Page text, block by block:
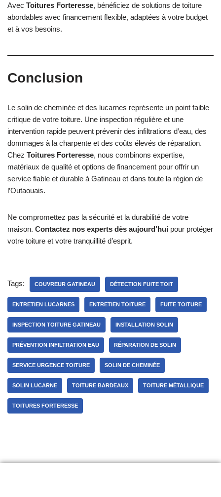
Avec Toitures Forteresse, bénéficiez de solutions de toiture
abordables avec financement flexible, adaptées à votre budget
et à vos besoins.
Conclusion
Le solin de cheminée et des lucarnes représente un point faible
critique de votre toiture. Une inspection régulière et une
intervention rapide peuvent prévenir des infiltrations d’eau, des
dommages à la charpente et des coûts élevés de réparation.
Chez Toitures Forteresse, nous combinons expertise,
matériaux de qualité et options de financement pour offrir un
service fiable et durable à Gatineau et dans toute la région de
l’Outaouais.
Ne compromettez pas la sécurité et la durabilité de votre
maison. Contactez nos experts dès aujourd’hui pour protéger
votre toiture et votre tranquillité d’esprit.
Tags: COUVREUR GATINEAU DÉTECTION FUITE TOIT
ENTRETIEN LUCARNES ENTRETIEN TOITURE FUITE TOITURE
INSPECTION TOITURE GATINEAU INSTALLATION SOLIN
PRÉVENTION INFILTRATION EAU RÉPARATION DE SOLIN
SERVICE URGENCE TOITURE SOLIN DE CHEMINÉE
SOLIN LUCARNE TOITURE BARDEAUX TOITURE MÉTALLIQUE
TOITURES FORTERESSE